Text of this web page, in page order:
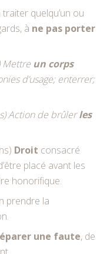
quelqu’un ou
à ne pas porter
Mettre un corps
d’usage; enterrer;
Action de brûlerles
Droit consacré
placé avant les
honorifique.
prendre la
une faute, de